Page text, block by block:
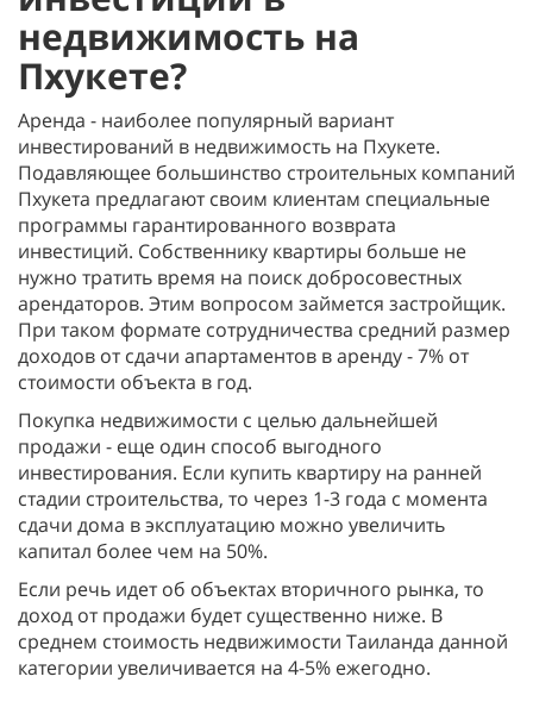
недвижимость на
Пхукете?
Аренда - наиболее популярный вариант
инвестирований в недвижимость на Пхукете.
Подавляющее большинство строительных компаний
Пхукета предлагают своим клиентам специальные
программы гарантированного возврата
инвестиций. Собственнику квартиры больше не
нужно тратить время на поиск добросовестных
арендаторов. Этим вопросом займется застройщик.
При таком формате сотрудничества средний размер
доходов от сдачи апартаментов в аренду - 7% от
стоимости объекта в год.
Покупка недвижимости с целью дальнейшей
продажи - еще один способ выгодного
инвестирования. Если купить квартиру на ранней
стадии строительства, то через 1-3 года с момента
сдачи дома в эксплуатацию можно увеличить
капитал более чем на 50%.
Если речь идет об объектах вторичного рынка, то
доход от продажи будет существенно ниже. В
среднем стоимость недвижимости Таиланда данной
категории увеличивается на 4-5% ежегодно.